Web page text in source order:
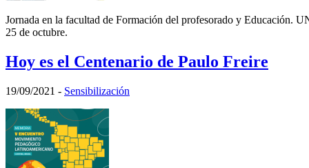
Jornada en la facultad de Formación del profesorado y Educación.
25 de octubre.
Hoy es el Centenario de Paulo Freire
19/09/2021 - Sensibilización